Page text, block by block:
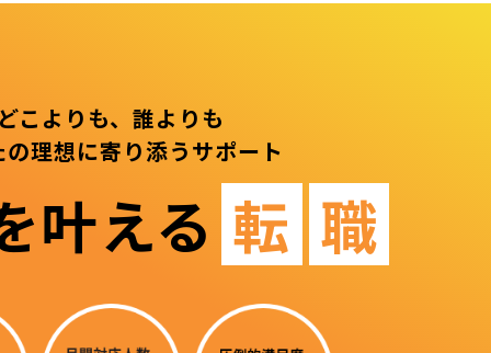
こよりも、誰よりも
理想に寄り添うサポート
叶える 転 職